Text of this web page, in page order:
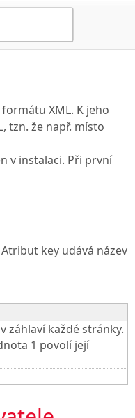
XML. K jeho
tzn. že např. místo
v instalaci. Při první
key udává název
záhlaví každé stránky.
1 povolí její